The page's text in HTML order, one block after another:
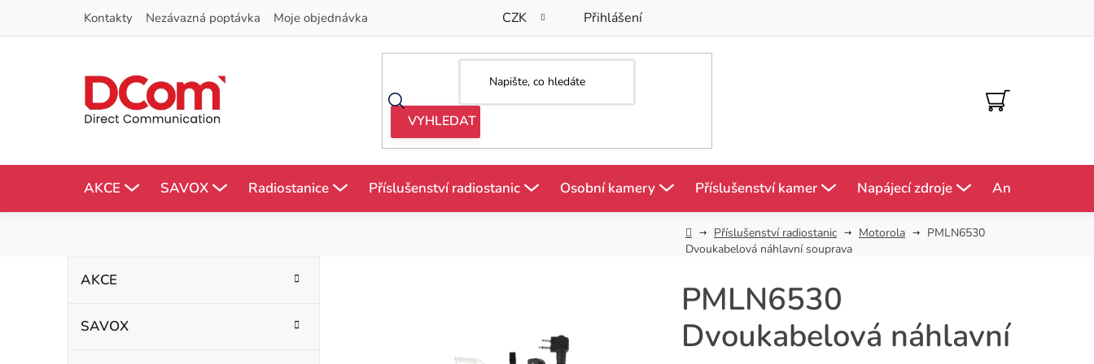
Kontakty Nezávazná poptávka Moje objednávka CZK Přihlášení
NÁKUPNÍ
KOŠÍK
AKCE SAVOX Radiostanice Příslušenství radiostanic Osobní kamery Příslušenství kamer Napájecí zdroje Antény
DomůPříslušenství radiostanic Motorola
PMLN6530
Dvoukabelová náhlavní souprava
P
kategorie
AKCE
SAVOX
PMLN6530
Dvoukabelová náhlavní